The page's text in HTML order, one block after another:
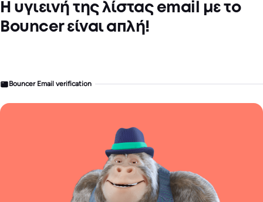
Η υγιεινή της λίστας email με το
Bouncer είναι απλή!
Bouncer Email verification